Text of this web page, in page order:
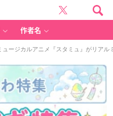
作者名
ュージカルアニメ『スタミュ』がリアル